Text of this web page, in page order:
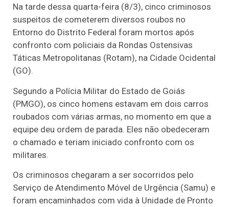
Na tarde dessa quarta-feira (8/3), cinco criminosos
suspeitos de cometerem diversos roubos no
Entorno do Distrito Federal foram mortos após
confronto com policiais da Rondas Ostensivas
Táticas Metropolitanas (Rotam), na Cidade Ocidental
(GO).
Segundo a Polícia Militar do Estado de Goiás
(PMGO), os cinco homens estavam em dois carros
roubados com várias armas, no momento em que a
equipe deu ordem de parada. Eles não obedeceram
o chamado e teriam iniciado confronto com os
militares.
Os criminosos chegaram a ser socorridos pelo
Serviço de Atendimento Móvel de Urgência (Samu) e
foram encaminhados com vida à Unidade de Pronto